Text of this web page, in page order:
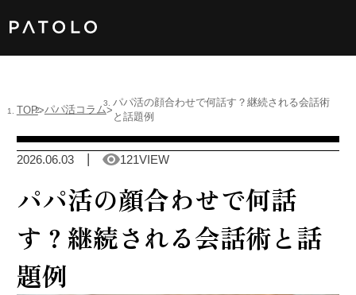
男性TOP
加盟店TOP
ABOUT US
TOP パパ活コラム
パパ活の顔合わせで何話す？継続される会話術
と話題例
2026.06.03 121VIEW
パパ活の顔合わせで何話
す？継続される会話術と話
題例